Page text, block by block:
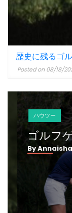
歴史に残るゴ
Posted on 08/18/
ハウツー
ゴルフゲ
By Annaisha/